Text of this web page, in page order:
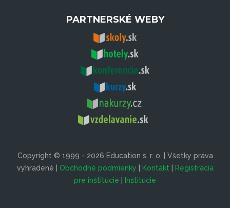
PARTNERSKÉ WEBY
Copyright © 1999 - 2026 Education s. r. o. | Všetky práva
vyhradené | Obchodné podmienky | Kontakt | Registrácia
pre inštitúcie | Inštitúcie